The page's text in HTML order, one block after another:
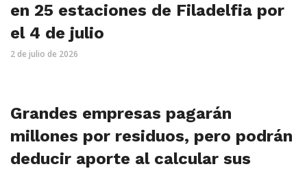
en 25 estaciones de Filadelfia por
el 4 de julio
2 de julio de 2026
Grandes empresas pagarán
millones por residuos, pero podrán
deducir aporte al calcular sus